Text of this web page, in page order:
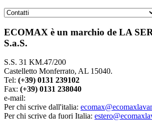
ECOMAX è un marchio de LA
S.a.S.
S.S. 31 KM.47/200
Castelletto Monferrato, AL 15040.
Tel: (+39) 0131 239102
Fax: (+39) 0131 238040
e-mail:
Per chi scrive dall'italia:
Per chi scrive da fuori Italia: